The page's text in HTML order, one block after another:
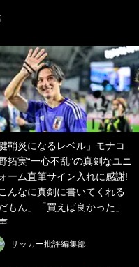
腱鞘炎になるレベル」モナコ
拓実“一心不乱”の真剣なユニ
ーム直筆サイン入れに感謝!
こんなに真剣に書いてくれる
もん」「買えば良かった」
サッカー批評編集部